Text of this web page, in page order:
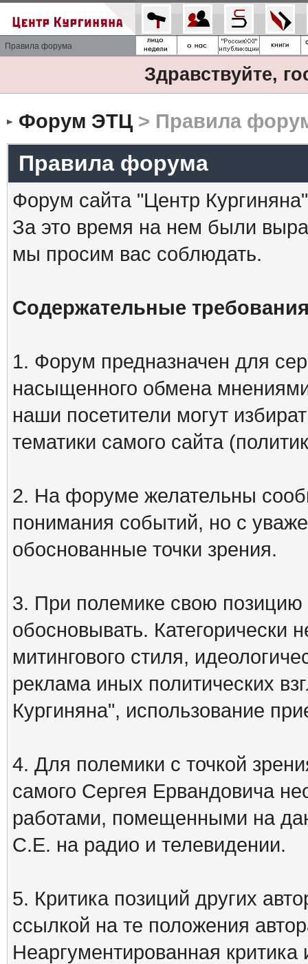
Правила форума
Здравствуйте,
Форум ЭТЦ> Правила
Правила форума
Форум сайта "Центр
За это время на нем были
мы просим вас соблюдать.
Содержательные
1. Форум предназначен для
насыщенного обмена
наши посетители могут
тематики самого сайта
2. На форуме желательны
понимания событий, но с
обоснованные точки зрения.
3. При полемике свою
обосновывать. Категорически
митингового стиля,
реклама иных политических
Кургиняна", использование
4. Для полемики с точкой
самого Сергея Ервандовича
работами, помещенными на
С.Е. на радио и телевидении.
5. Критика позиций других
ссылкой на те положения
Неаргументированная